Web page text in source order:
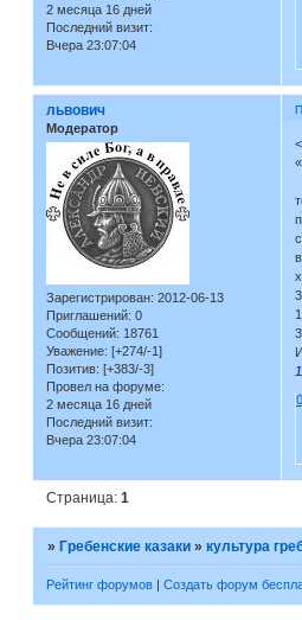
2 месяца 16 дней
Последний визит:
Вчера 23:07:04
львович
Модератор
Зарегистрирован: 2012-06-13
Приглашений: 0
Сообщений: 18761
Уважение: [+274/-1]
Позитив: [+383/-3]
Провел на форуме:
2 месяца 16 дней
Последний визит:
Вчера 23:07:04
0
Страница: 1
» Гребенские казаки » культура
Рейтинг форумов| Создать форум